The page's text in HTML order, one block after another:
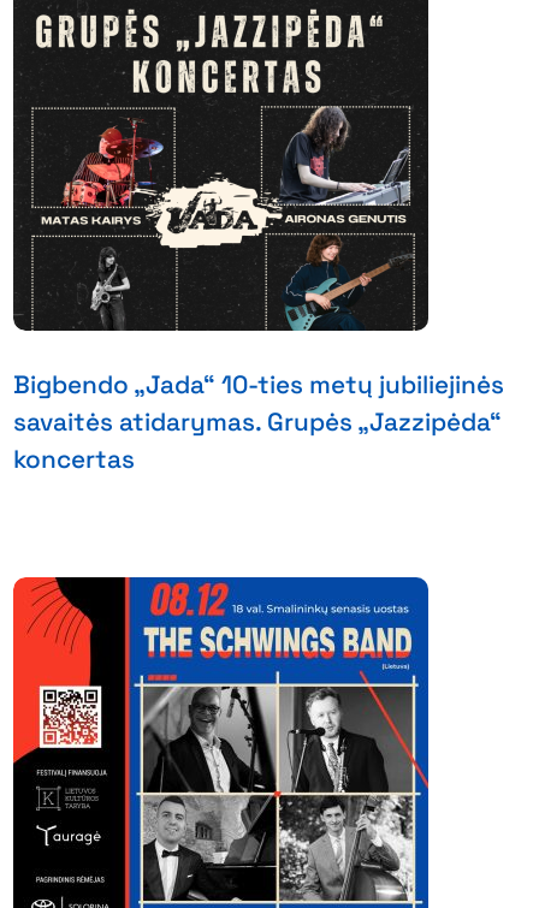
Bigbendo „Jada“ 10-ties metų jubiliejinės
savaitės atidarymas. Grupės „Jazzipėda“
koncertas